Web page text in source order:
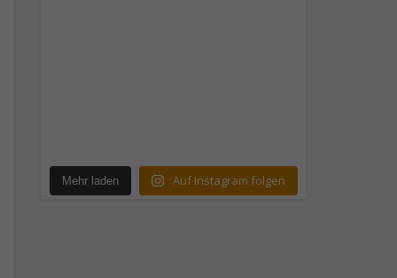
Mehr laden Auf Instagram folgen